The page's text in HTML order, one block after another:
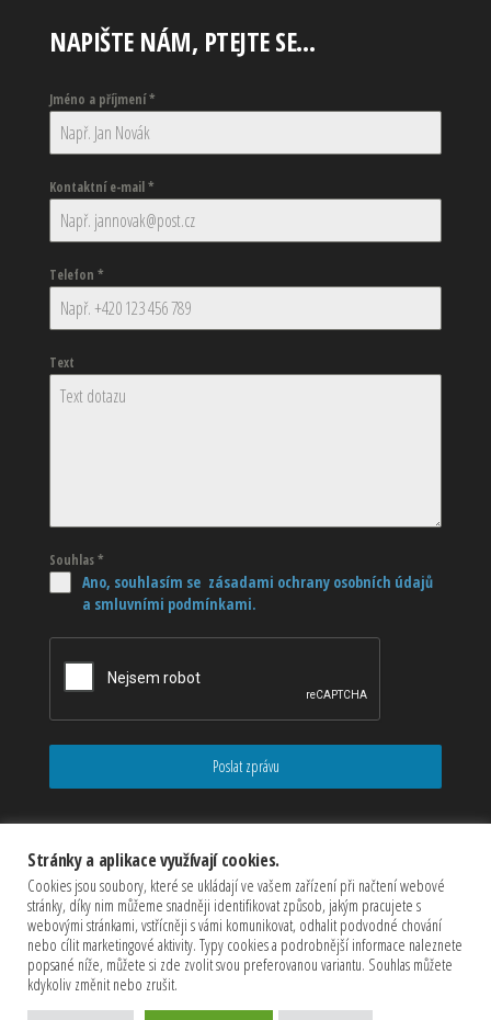
NAPIŠTE NÁM, PTEJTE SE…
Jméno a příjmení*
Kontaktní e-mail*
Telefon *
Text
Souhlas*
Ano, souhlasím se zásadami ochrany osobních údajů
a smluvními podmínkami.
Poslat zprávu
Stránky a aplikace využívají cookies.
Cookies jsou soubory, které se ukládají ve vašem zařízení při načtení webové
stránky, díky nim můžeme snadněji identifikovat způsob, jakým pracujete s
webovými stránkami, vstřícněji s vámi komunikovat, odhalit podvodné chování
nebo cílit marketingové aktivity. Typy cookies a podrobnější informace naleznete
popsané níže, můžete si zde zvolit svou preferovanou variantu. Souhlas můžete
kdykoliv změnit nebo zrušit.